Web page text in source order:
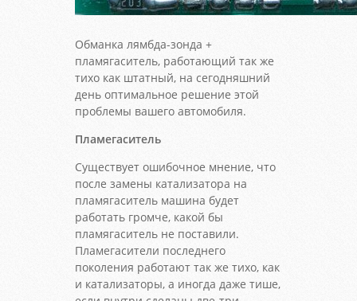
Обманка лямбда-зонда +
пламягаситель, работающий так же
тихо как штатный, на сегодняшний
день оптимальное решение этой
проблемы вашего автомобиля.
Пламегаситель
Существует ошибочное мнение, что
после замены катализатора на
пламягаситель машина будет
работать громче, какой бы
пламягаситель не поставили.
Пламегасители последнего
поколения работают так же тихо, как
и катализаторы, а иногда даже тише,